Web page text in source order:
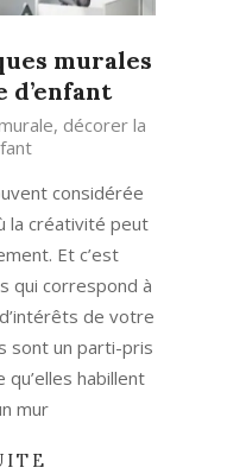
murales
d’enfant
, décorer la
considérée
la créativité peut
Et c’est
qui correspond à
de votre
sont un parti-pris
habillent
mur